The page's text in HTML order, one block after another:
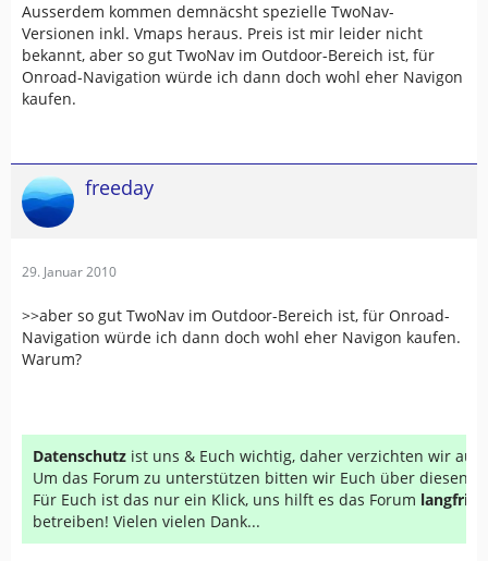
Ausserdem kommen demnäcsht spezielle TwoNav-
Versionen inkl. Vmaps heraus. Preis ist mir leider nicht
bekannt, aber so gut TwoNav im Outdoor-Bereich ist, für
Onroad-Navigation würde ich dann doch wohl eher Navigon
kaufen.
freeday
29. Januar 2010
>>aber so gut TwoNav im Outdoor-Bereich ist, für Onroad-
Navigation würde ich dann doch wohl eher Navigon kaufen.
Warum?
Datenschutz ist uns & Euch wichtig, daher verzichten wir auf
Um das Forum zu unterstützen bitten wir Euch über diesen
Für Euch ist das nur ein Klick, uns hilft es das Forum
betreiben! Vielen vielen Dank...